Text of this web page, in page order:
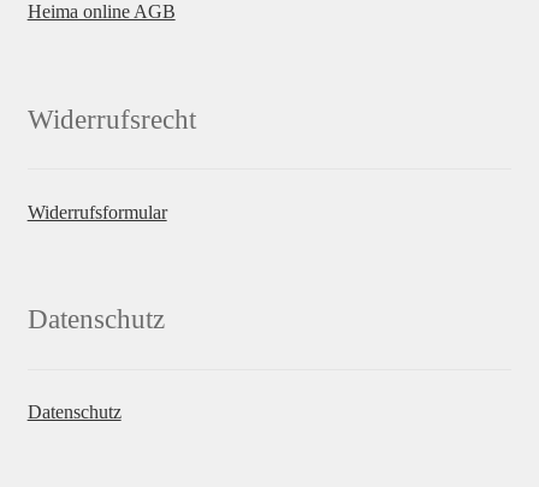
Heima online AGB
Widerrufsrecht
Widerrufsformular
Datenschutz
Datenschutz